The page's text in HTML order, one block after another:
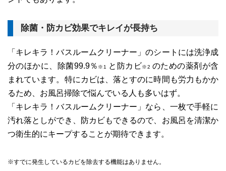
除菌・防カビ効果でキレイが長持ち
「キレキラ！バスルームクリーナー」のシートには洗浄成
分のほかに、除菌99.9％ ※1 と防カビ※2 のための薬剤が含
まれています。特にカビは、落とすのに時間も労力もかか
るため、お風呂掃除で悩んでいる人も多いはず。
「キレキラ！バスルームクリーナー」なら、一枚で手軽に
汚れ落としができ、防カビもできるので、お風呂を清潔か
つ衛生的にキープすることが期待できます。
※すでに発生しているカビを除去する機能はありません。